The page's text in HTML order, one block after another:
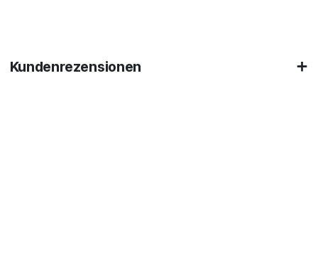
Kundenrezensionen